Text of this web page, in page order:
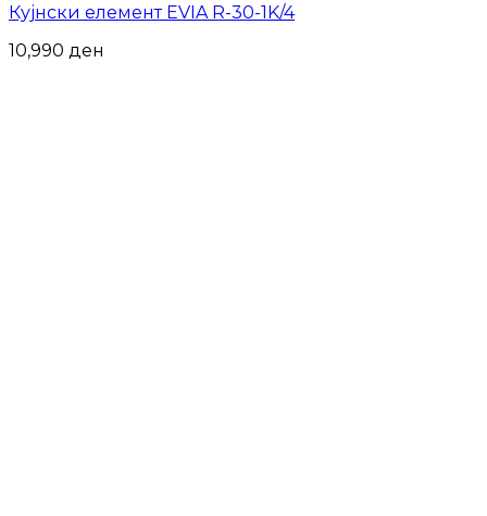
Кујнски елемент EVIA R-30-1K/4
10,990 ден